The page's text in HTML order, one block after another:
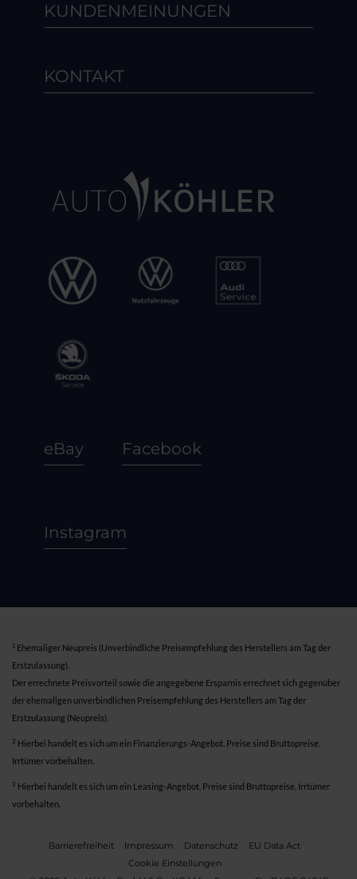
KUNDENMEINUNGEN
KONTAKT
eBay Facebook
Instagram
1
Ehemaliger Neupreis (Unverbindliche Preisempfehlung des Herstellers am Tag der
Erstzulassung).
Der errechnete Preisvorteil sowie die angegebene Ersparnis errechnet sich gegenüber
der ehemaligen unverbindlichen Preisempfehlung des Herstellers am Tag der
Erstzulassung (Neupreis).
2 Hierbei handelt es sich um ein Finanzierungs-Angebot. Preise sind Bruttopreise.
Irrtümer vorbehalten.
3 Hierbei handelt es sich um ein Leasing-Angebot. Preise sind Bruttopreise. Irrtümer
vorbehalten.
Barrierefreiheit Impressum Datenschutz
EU Data Act
Cookie Einstellungen